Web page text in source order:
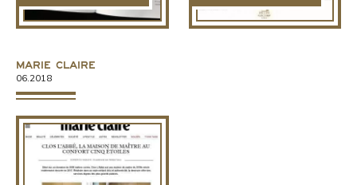
Marie Claire
06.2018